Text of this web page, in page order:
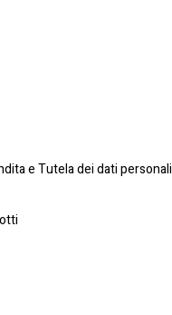
e Tutela dei dati personali